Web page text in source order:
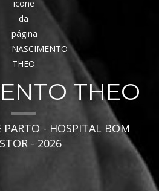
THEO
PARTO - HOSPITAL BOM
- 2026